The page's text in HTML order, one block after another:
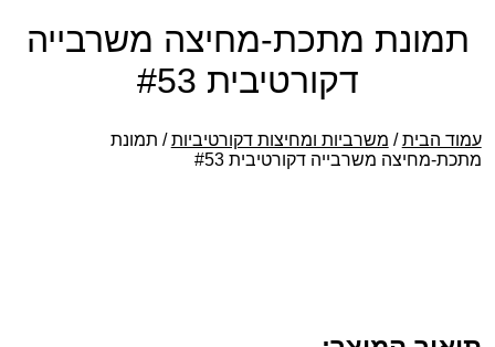
מחיצה משרבייה
דקורטיביות/ תמונת
#53